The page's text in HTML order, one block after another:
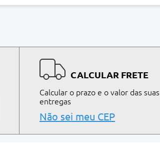
CALCULAR FRETE
Calcular o prazo e o valor das suas
entregas
Não sei meu CEP